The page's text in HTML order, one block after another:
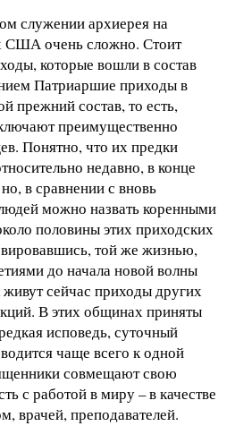
служении архиерея на
США очень сложно. Стоит
которые вошли в состав
Патриаршие приходы в
прежний состав, то есть,
преимущественно
Понятно, что их предки
недавно, в конце
в сравнении с вновь
можно назвать коренными
половины этих приходских
той же жизнью,
до начала новой волны
сейчас приходы других
В этих общинах приняты
исповедь, суточный
чаще всего к одной
совмещают свою
с работой в миру – в качестве
врачей, преподавателей.